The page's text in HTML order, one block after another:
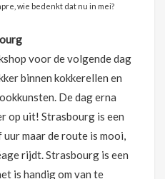
wie bedenkt dat nu in mei?
voor de volgende dag
binnen kokkerellen en
De dag erna
op uit! Strasbourg is een
maar de route is mooi,
rijdt. Strasbourg is een
is handig om van te